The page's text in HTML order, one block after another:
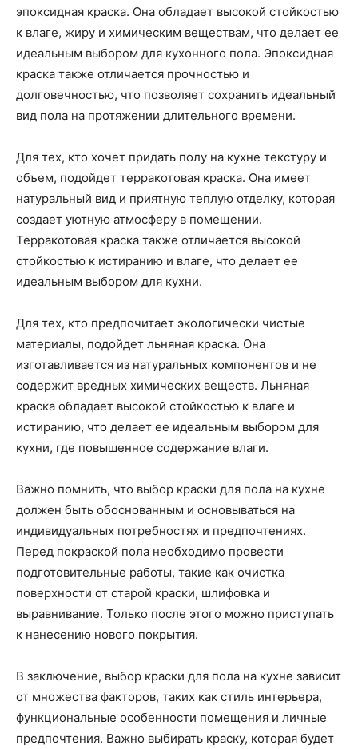
эпоксидная краска. Она обладает высокой стойкостью
к влаге, жиру и химическим веществам, что делает ее
идеальным выбором для кухонного пола. Эпоксидная
краска также отличается прочностью и
долговечностью, что позволяет сохранить идеальный
вид пола на протяжении длительного времени.
Для тех, кто хочет придать полу на кухне текстуру и
объем, подойдет терракотовая краска. Она имеет
натуральный вид и приятную теплую отделку, которая
создает уютную атмосферу в помещении.
Терракотовая краска также отличается высокой
стойкостью к истиранию и влаге, что делает ее
идеальным выбором для кухни.
Для тех, кто предпочитает экологически чистые
материалы, подойдет льняная краска. Она
изготавливается из натуральных компонентов и не
содержит вредных химических веществ. Льняная
краска обладает высокой стойкостью к влаге и
истиранию, что делает ее идеальным выбором для
кухни, где повышенное содержание влаги.
Важно помнить, что выбор краски для пола на кухне
должен быть обоснованным и основываться на
индивидуальных потребностях и предпочтениях.
Перед покраской пола необходимо провести
подготовительные работы, такие как очистка
поверхности от старой краски, шлифовка и
выравнивание. Только после этого можно приступать
к нанесению нового покрытия.
В заключение, выбор краски для пола на кухне зависит
от множества факторов, таких как стиль интерьера,
функциональные особенности помещения и личные
предпочтения. Важно выбирать краску, которая будет